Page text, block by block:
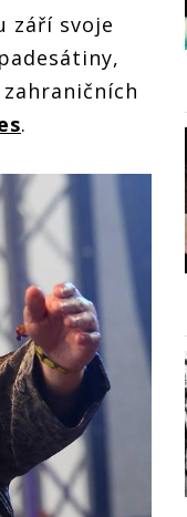
září svoje
zahraničních
.